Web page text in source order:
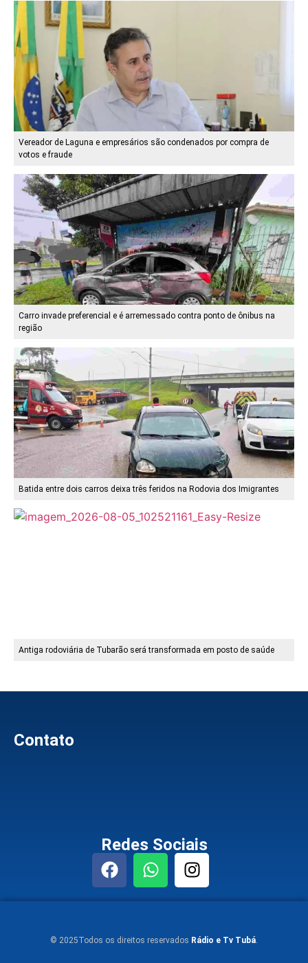
Vereador de Laguna e empresários são condenados por compra de
votos e fraude
Carro invade preferencial e é arremessado contra ponto de ônibus na
região
Batida entre dois carros deixa três feridos na Rodovia dos Imigrantes
Antiga rodoviária de Tubarão será transformada em posto de saúde
Contato
Redes Sociais
© 2025Todos os direitos reservados Rádio e Tv Tubá.